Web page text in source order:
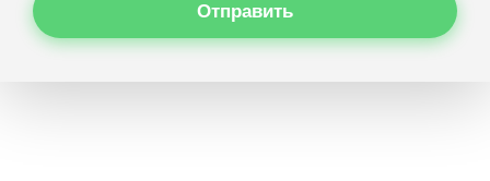
Отправить